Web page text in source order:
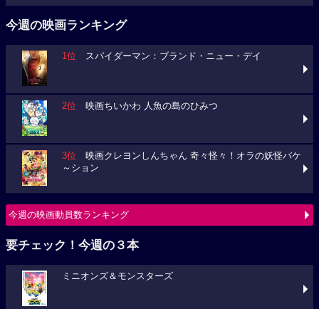
今週の映画ランキング
1位 スパイダーマン：ブランド・ニュー・デイ
2位 映画ちいかわ 人魚の島のひみつ
3位 映画クレヨンしんちゃん 奇々怪々！オラの妖怪バケ
～ション
今週の映画動員数ランキング
要チェック！今週の３本
ミニオンズ＆モンスターズ